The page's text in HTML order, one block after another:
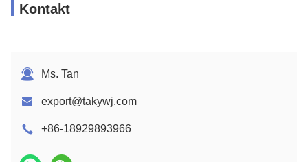
Kontakt
Ms. Tan
export@takywj.com
+86-18929893966